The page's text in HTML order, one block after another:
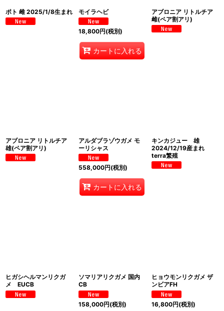
ポト 雌 2025/1/8生まれ モイラヘビ
18,800円(税別)
カートに入れる
アブロニア リトルチア
雌(ペア割アリ)
アブロニア リトルチア
雄(ペア割アリ)
アルダブラゾウガメ モ
ーリシャス
558,000円(税別)
カートに入れる
キンカジュー 雄
2024/12/19産まれ
terra繁殖
ヒガシヘルマンリクガ
メ EUCB
ソマリアリクガメ 国内
CB
158,000円(税別)
ヒョウモンリクガメ ザ
ンビアFH
16,800円(税別)